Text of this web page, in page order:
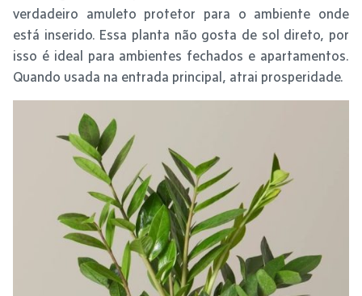
verdadeiro amuleto protetor para o ambiente onde
está inserido. Essa planta não gosta de sol direto, por
isso é ideal para ambientes fechados e apartamentos.
Quando usada na entrada principal, atrai prosperidade.